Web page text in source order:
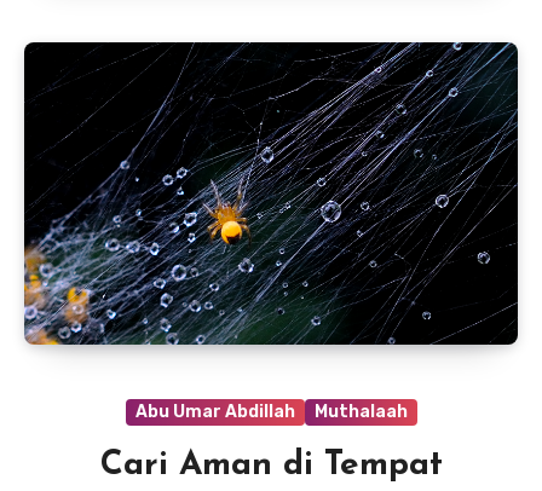
Abu Umar Abdillah Muthalaah
Cari Aman di Tempat